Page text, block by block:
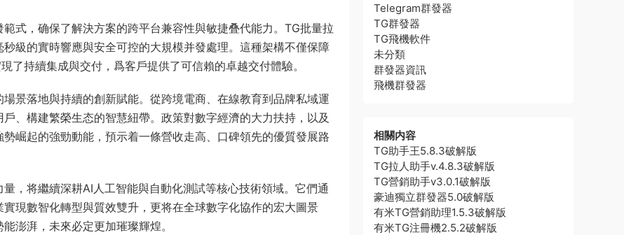
式，确保了解決方案的跨平台兼容性與敏捷叠代能力。TG批量拉
級的實時響應與安全可控的大規模并發處理。這種架構不僅保障
了持續集成與交付，爲客戶提供了可信賴的卓越交付體驗。
景落地與持續的創新賦能。從跨境電商、在線教育到品牌私域運
、構建繁榮生态的智慧紐帶。政策對數字經濟的大力扶持，以及
崛起的強勁動能，預示着一條營收走高、口碑領先的優質發展路
，将繼續深耕AI人工智能與自動化測試等核心技術領域。它們通
現數智化轉型與質效雙升，更将在全球數字化協作的宏大圖景
澎湃，未來必定更加璀璨輝煌。
Telegram群發器
TG群發器
TG飛機軟件
未分類
群發器資訊
飛機群發器
相關内容
TG助手王5.8.3破解版
TG拉人助手v.4.8.3破解版
TG營銷助手v3.0.1破解版
豪迪獨立群發器5.0破解版
有米TG營銷助理1.5.3破解版
有米TG注冊機2.5.2破解版